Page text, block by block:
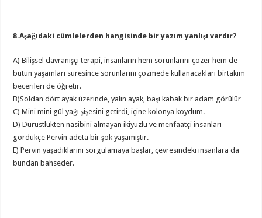
8.Aşağıdaki cümlelerden hangisinde bir yazım yanlışı vardır?
A) Bilişsel davranışçı terapi, insanların hem sorunlarını çözer hem de
bütün yaşamları süresince sorunlarını çözmede kullanacakları birtakım
becerileri de öğretir.
B)Soldan dört ayak üzerinde, yalın ayak, başı kabak bir adam görülür
C) Mini mini gül yağı şişesini getirdi, içine kolonya koydum.
D) Dürüstlükten nasibini almayan ikiyüzlü ve menfaatçi insanları
gördükçe Pervin adeta bir şok yaşamıştır.
E) Pervin yaşadıklarını sorgulamaya başlar, çevresindeki insanlara da
bundan bahseder.